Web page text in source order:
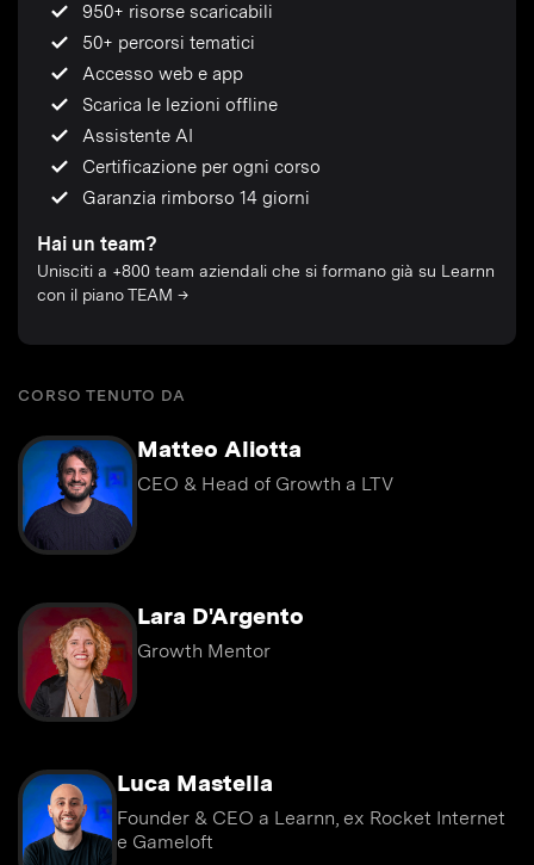
950+ risorse scaricabili
50+ percorsi tematici
Accesso web e app
Scarica le lezioni offline
Assistente AI
Certificazione per ogni corso
Garanzia rimborso 14 giorni
Hai un team?
Unisciti a +800 team aziendali che si formano già su Learnn
con il piano TEAM →
CORSO TENUTO DA
Matteo Aliotta
CEO & Head of Growth a LTV
Lara D'Argento
Growth Mentor
Luca Mastella
Founder & CEO a Learnn, ex Rocket Internet
e Gameloft